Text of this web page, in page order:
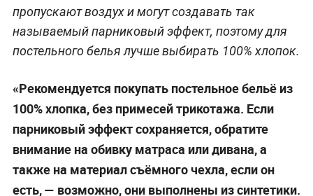
пропускают воздух и могут создавать так
называемый парниковый эффект, поэтому для
постельного белья лучше выбирать 100% хлопок.
«Рекомендуется покупать постельное бельё из
100% хлопка, без примесей трикотажа. Если
парниковый эффект сохраняется, обратите
внимание на обивку матраса или дивана, а
также на материал съёмного чехла, если он
есть, — возможно, они выполнены из синтетики.